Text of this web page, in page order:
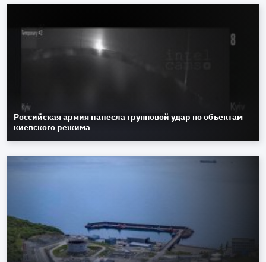
Российская армия нанесла групповой удар по объектам
киевского режима